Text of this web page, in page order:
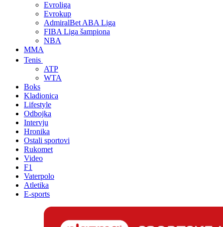
Evroliga
Evrokup
AdmiralBet ABA Liga
FIBA Liga šampiona
NBA
MMA
Tenis
ATP
WTA
Boks
Kladionica
Lifestyle
Odbojka
Intervju
Hronika
Ostali sportovi
Rukomet
Video
F1
Vaterpolo
Atletika
E-sports